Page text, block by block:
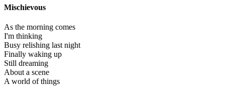
Mischievous
As the morning comes
I'm thinking
Busy relishing last night
Finally waking up
Still dreaming
About a scene
A world of things